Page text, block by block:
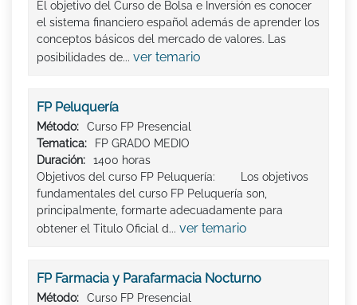
El objetivo del Curso de Bolsa e Inversión es conocer
el sistema financiero español además de aprender los
conceptos básicos del mercado de valores. Las
posibilidades de... ver temario
FP Peluquería
Método:
Curso FP Presencial
Tematica:
FP GRADO MEDIO
Duración:
1400 horas
Objetivos del curso FP Peluquería: Los objetivos
fundamentales del curso FP Peluquería son,
principalmente, formarte adecuadamente para
obtener el Titulo Oficial d... ver temario
FP Farmacia y Parafarmacia Nocturno
Método:
Curso FP Presencial